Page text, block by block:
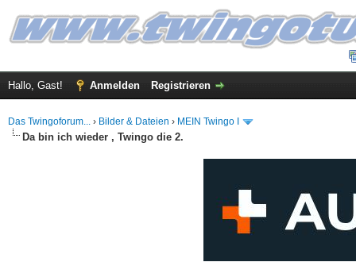
Hallo, Gast! Anmelden Registrieren
Das Twingoforum... › Bilder & Dateien › MEIN Twingo I
Da bin ich wieder , Twingo die 2.